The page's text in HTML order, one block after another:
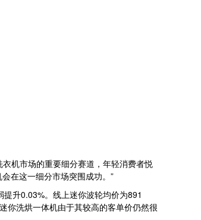
机市场的重要细分赛道，年轻消费者悦
在这一细分市场突围成功。”
升0.03%。线上迷你波轮均价为891
你洗烘一体机由于其较高的客单价仍然很